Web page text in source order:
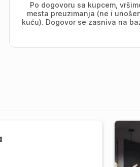
Po dogovoru sa kupcem,
mesta preuzimanja (ne i
kuću). Dogovor se zasniva na